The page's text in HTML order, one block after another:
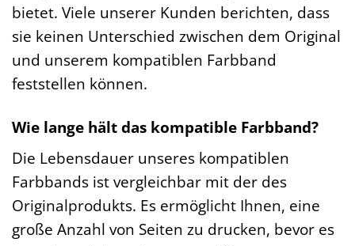
bietet. Viele unserer Kunden berichten, dass
sie keinen Unterschied zwischen dem Original
und unserem kompatiblen Farbband
feststellen können.
Wie lange hält das kompatible Farbband?
Die Lebensdauer unseres kompatiblen
Farbbands ist vergleichbar mit der des
Originalprodukts. Es ermöglicht Ihnen, eine
große Anzahl von Seiten zu drucken, bevor es